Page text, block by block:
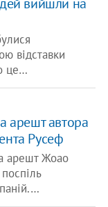
вийшли на
відставки
це…
арешт автора
Русеф
арешт Жоао